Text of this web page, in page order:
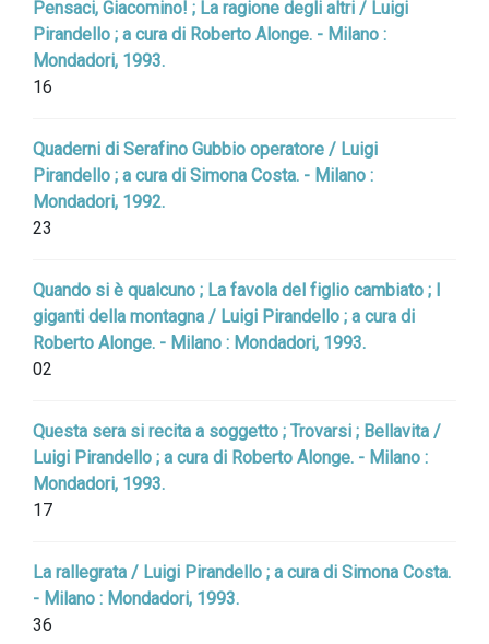
Pensaci, Giacomino! ; La ragione degli altri / Luigi
Pirandello ; a cura di Roberto Alonge. - Milano :
Mondadori, 1993.
16
Quaderni di Serafino Gubbio operatore / Luigi
Pirandello ; a cura di Simona Costa. - Milano :
Mondadori, 1992.
23
Quando si è qualcuno ; La favola del figlio cambiato ; I
giganti della montagna / Luigi Pirandello ; a cura di
Roberto Alonge. - Milano : Mondadori, 1993.
02
Questa sera si recita a soggetto ; Trovarsi ; Bellavita /
Luigi Pirandello ; a cura di Roberto Alonge. - Milano :
Mondadori, 1993.
17
La rallegrata / Luigi Pirandello ; a cura di Simona Costa.
- Milano : Mondadori, 1993.
36